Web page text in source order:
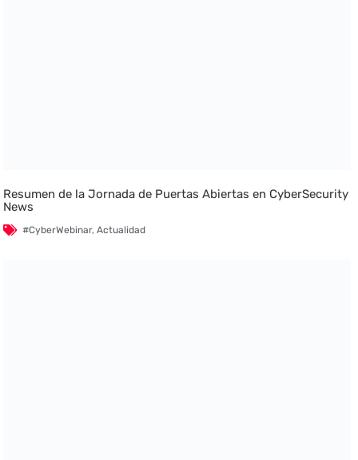
Resumen de la Jornada de Puertas Abiertas en CyberSecurity
News
#CyberWebinar,Actualidad